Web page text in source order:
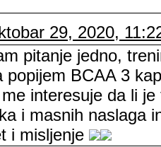
29, 2020,
pitanje jedno,
popijem BCAA 3
interesuje da li
i masnih naslaga
i misljenje